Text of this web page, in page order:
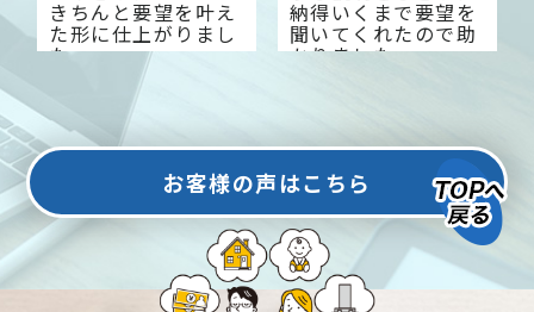
きちんと要望を叶え
た形に仕上がりまし
た。
今では来客数も増え
大変満足していま
す。
納得いくまで要望を
聞いてくれたので助
かりました。
お客様の声はこちら